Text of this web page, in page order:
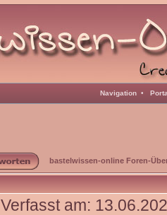
Navigation •
bastelwissen-online Foren-
Verfasst am: